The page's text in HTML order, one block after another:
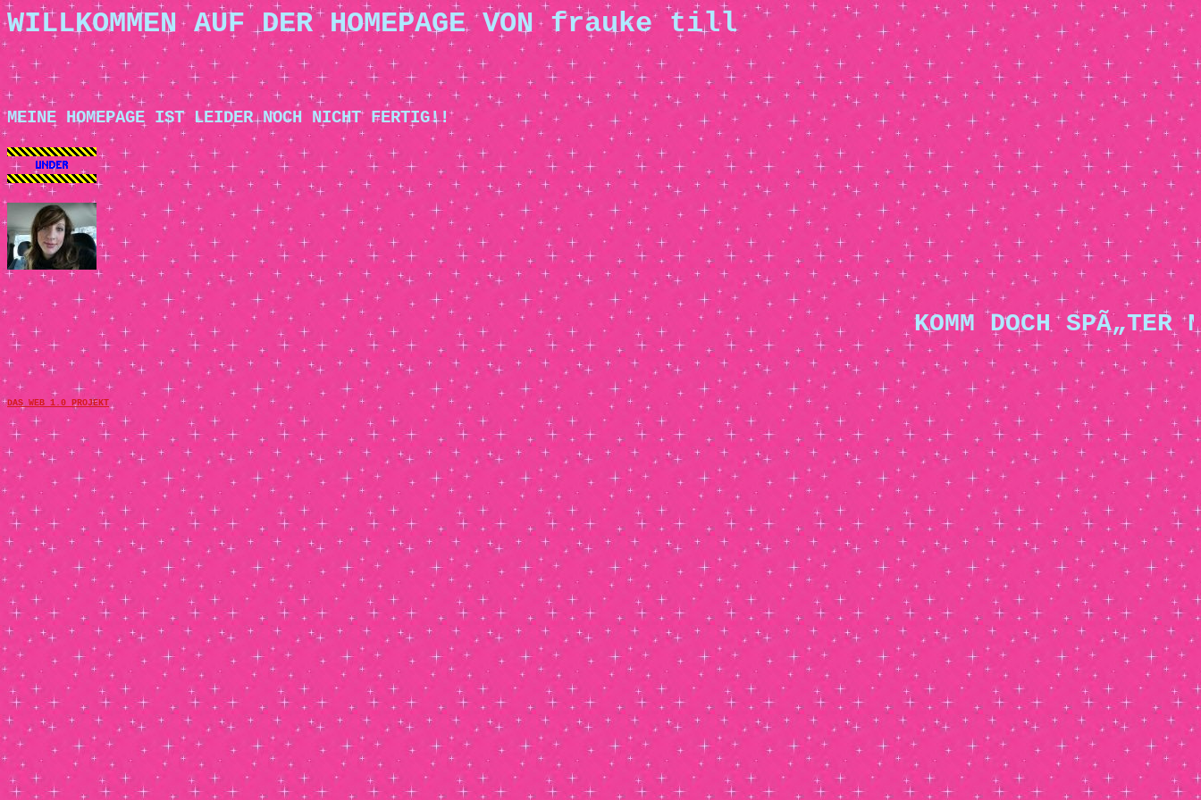
WILLKOMMEN AUF DER HOMEPAGE VON frauke till
MEINE HOMEPAGE IST LEIDER NOCH NICHT FERTIG!!
KOMM DOCH SPÃ„TER
DAS WEB 1.0 PROJEKT